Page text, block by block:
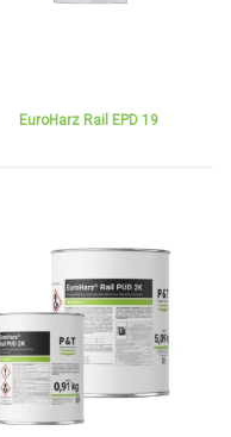
EuroHarz Rail EPD 19